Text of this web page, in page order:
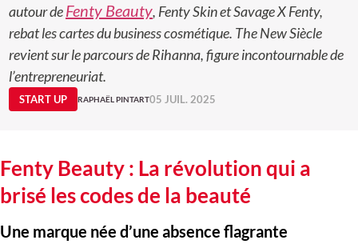
autour deFenty Beauty, Fenty Skin et Savage X Fenty,
rebat les cartes du business cosmétique. The New Siècle
revient sur le parcours de Rihanna, figure incontournable de
l’entrepreneuriat.
START UP RAPHAËL PINTART05 JUIL. 2025
Fenty Beauty : La révolution qui a
brisé les codes de la beauté
Une marque née d’une absence flagrante